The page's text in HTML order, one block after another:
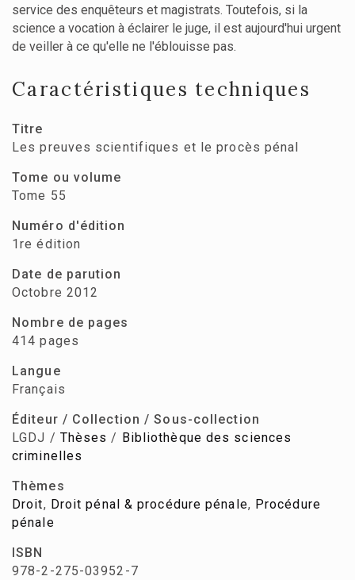
service des enquêteurs et magistrats. Toutefois, si la
science a vocation à éclairer le juge, il est aujourd'hui urgent
de veiller à ce qu'elle ne l'éblouisse pas.
Caractéristiques techniques
Titre
Les preuves scientifiques et le procès pénal
Tome ou volume
Tome 55
Numéro d'édition
1re édition
Date de parution
Octobre 2012
Nombre de pages
414 pages
Langue
Français
Éditeur / Collection / Sous-collection
LGDJ / Thèses / Bibliothèque des sciences
criminelles
Thèmes
Droit, Droit pénal & procédure pénale, Procédure
pénale
ISBN
978-2-275-03952-7